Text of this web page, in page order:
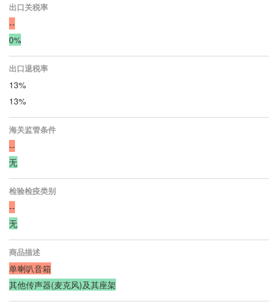
出口关税率
--
0%
出口退税率
13%
13%
海关监管条件
--
无
检验检疫类别
--
无
商品描述
单喇叭音箱
其他传声器(麦克风)及其座架